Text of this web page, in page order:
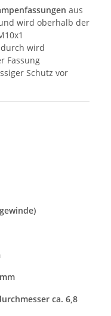
aus
wird oberhalb der
wird
Fassung
Schutz vor
ca. 6,8